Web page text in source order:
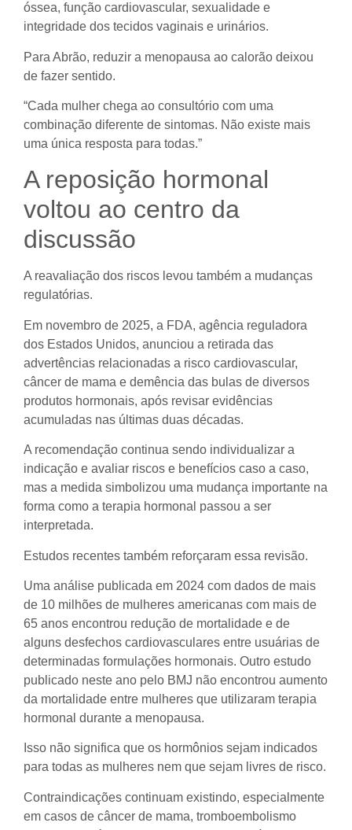
óssea, função cardiovascular, sexualidade e
integridade dos tecidos vaginais e urinários.
Para Abrão, reduzir a menopausa ao calorão deixou
de fazer sentido.
“Cada mulher chega ao consultório com uma
combinação diferente de sintomas. Não existe mais
uma única resposta para todas.”
A reposição hormonal
voltou ao centro da
discussão
A reavaliação dos riscos levou também a mudanças
regulatórias.
Em novembro de 2025, a FDA, agência reguladora
dos Estados Unidos, anunciou a retirada das
advertências relacionadas a risco cardiovascular,
câncer de mama e demência das bulas de diversos
produtos hormonais, após revisar evidências
acumuladas nas últimas duas décadas.
A recomendação continua sendo individualizar a
indicação e avaliar riscos e benefícios caso a caso,
mas a medida simbolizou uma mudança importante na
forma como a terapia hormonal passou a ser
interpretada.
Estudos recentes também reforçaram essa revisão.
Uma análise publicada em 2024 com dados de mais
de 10 milhões de mulheres americanas com mais de
65 anos encontrou redução de mortalidade e de
alguns desfechos cardiovasculares entre usuárias de
determinadas formulações hormonais. Outro estudo
publicado neste ano pelo BMJ não encontrou aumento
da mortalidade entre mulheres que utilizaram terapia
hormonal durante a menopausa.
Isso não significa que os hormônios sejam indicados
para todas as mulheres nem que sejam livres de risco.
Contraindicações continuam existindo, especialmente
em casos de câncer de mama, tromboembolismo